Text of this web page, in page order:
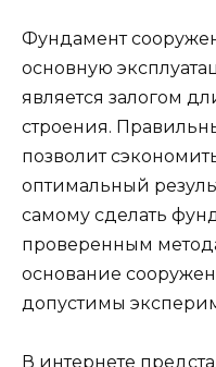
Фундамент
основную
является залогом
строения.
позволит
оптимальный
самому сделать
проверенным
основание
допустимы
В интернете